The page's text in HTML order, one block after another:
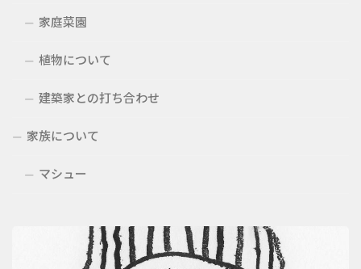
家庭菜園
植物について
建築家との打ち合わせ
家族について
マシュー